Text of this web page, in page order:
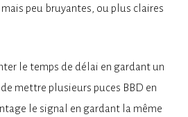
peu bruyantes, ou plus claires
le temps de délai en gardant un
mettre plusieurs puces BBD en
le signal en gardant la même